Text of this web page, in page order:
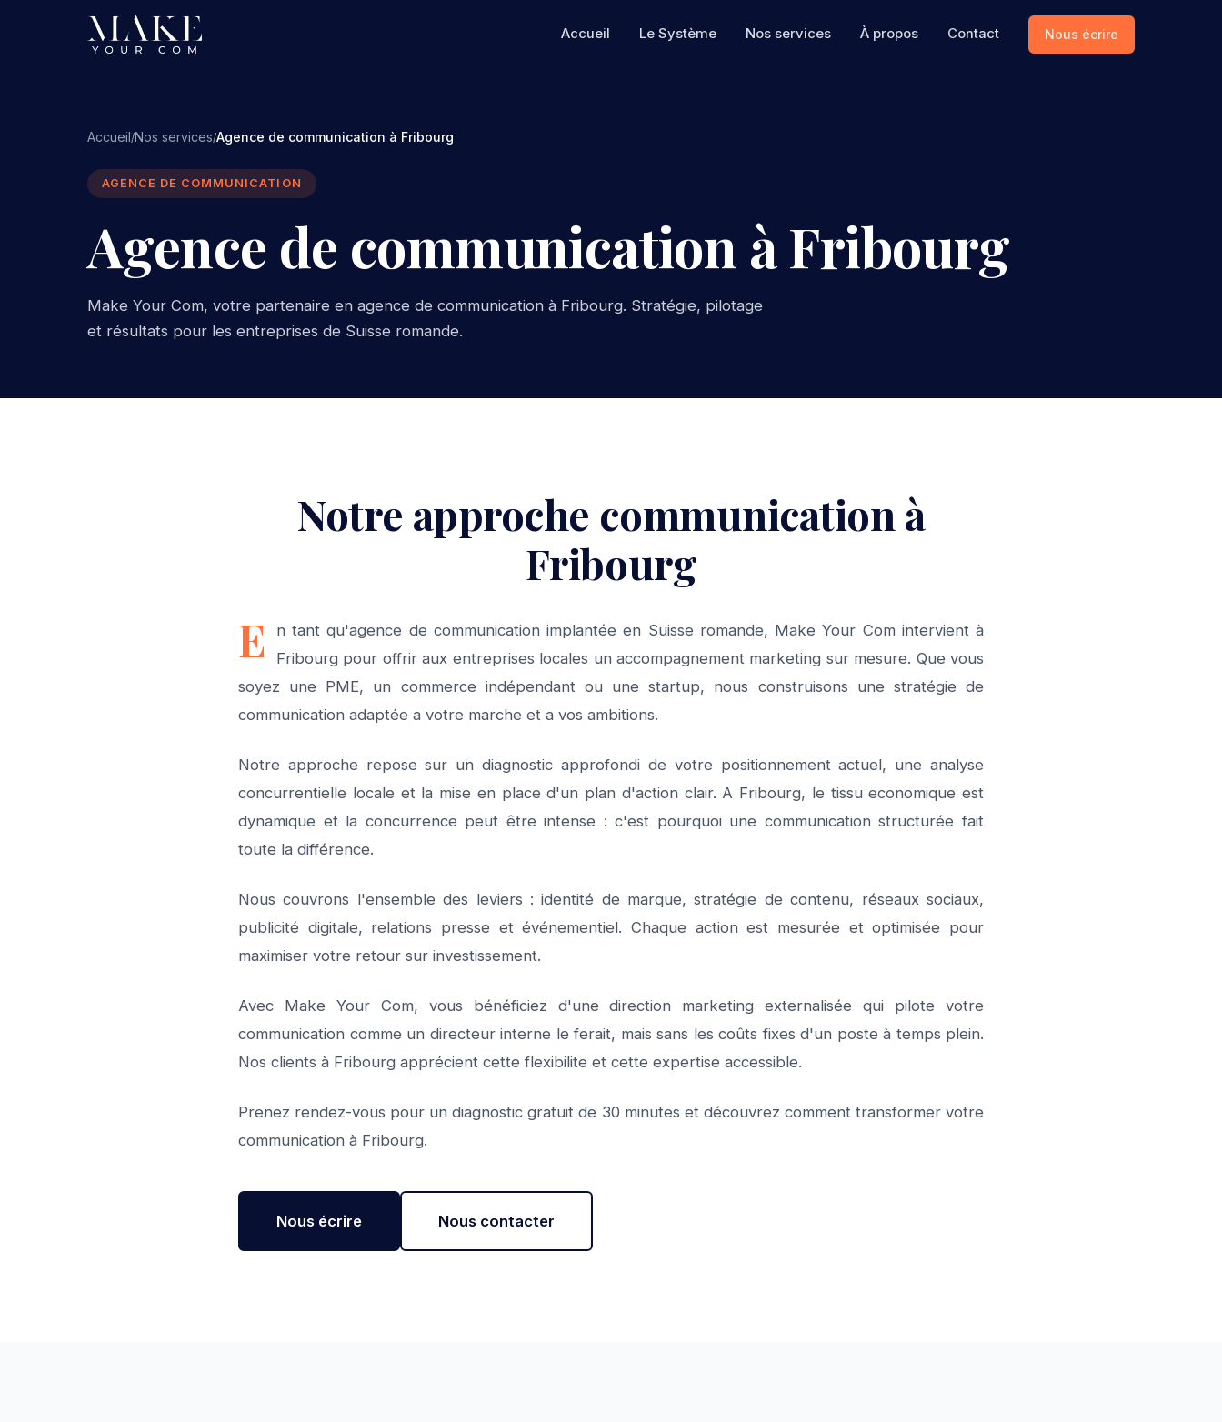
Accueil Le Système Nos services À propos Contact Nous écrire
Accueil/Nos services/Agence de communication à Fribourg
AGENCE DE COMMUNICATION
Agence de communication à Fribourg
Make Your Com, votre partenaire en agence de communication à Fribourg. Stratégie, pilotage
et résultats pour les entreprises de Suisse romande.
Notre approche communication à
Fribourg
E
n tant qu'agence de communication implantée en Suisse romande, Make Your Com intervient à
Fribourg pour offrir aux entreprises locales un accompagnement marketing sur mesure. Que vous
soyez une PME, un commerce indépendant ou une startup, nous construisons une stratégie de
communication adaptée a votre marche et a vos ambitions.
Notre approche repose sur un diagnostic approfondi de votre positionnement actuel, une analyse
concurrentielle locale et la mise en place d'un plan d'action clair. A Fribourg, le tissu economique est
dynamique et la concurrence peut être intense : c'est pourquoi une communication structurée fait
toute la différence.
Nous couvrons l'ensemble des leviers : identité de marque, stratégie de contenu, réseaux sociaux,
publicité digitale, relations presse et événementiel. Chaque action est mesurée et optimisée pour
maximiser votre retour sur investissement.
Avec Make Your Com, vous bénéficiez d'une direction marketing externalisée qui pilote votre
communication comme un directeur interne le ferait, mais sans les coûts fixes d'un poste à temps plein.
Nos clients à Fribourg apprécient cette flexibilite et cette expertise accessible.
Prenez rendez-vous pour un diagnostic gratuit de 30 minutes et découvrez comment transformer votre
communication à Fribourg.
Nous écrire Nous contacter